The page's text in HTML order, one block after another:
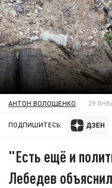
АНТОН ВОЛОЩЕНКО 29
ПОДПИШИТЕСЬ:
"Есть ещё и
Лебедев